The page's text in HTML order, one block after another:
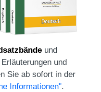
und
und
Sie ab sofort in der
Informationen".